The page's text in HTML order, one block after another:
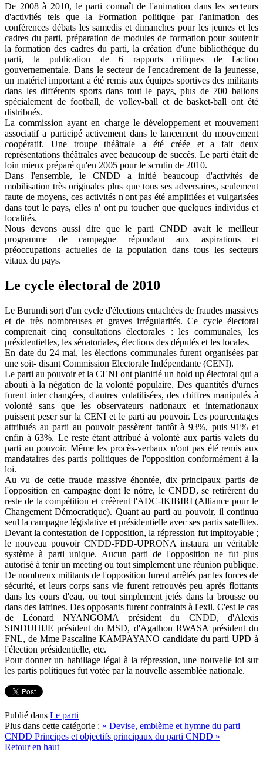
De 2008 à 2010, le parti connaît de l'animation dans les secteurs
d'activités tels que la Formation politique par l'animation des
conférences débats les samedis et dimanches pour les jeunes et les
cadres du parti, préparation de modules de formation pour soutenir
la formation des cadres du parti, la création d'une bibliothèque du
parti, la publication de 6 rapports critiques de l'action
gouvernementale. Dans le secteur de l'encadrement de la jeunesse,
un matériel important a été remis aux équipes sportives des militants
dans les différents sports dans tout le pays, plus de 700 ballons
spécialement de football, de volley-ball et de basket-ball ont été
distribués.
La commission ayant en charge le développement et mouvement
associatif a participé activement dans le lancement du mouvement
coopératif. Une troupe théâtrale a été créée et a fait deux
représentations théâtrales avec beaucoup de succès. Le parti était de
loin mieux préparé qu'en 2005 pour le scrutin de 2010.
Dans l'ensemble, le CNDD a initié beaucoup d'activités de
mobilisation très originales plus que tous ses adversaires, seulement
faute de moyens, ces activités n'ont pas été amplifiées et vulgarisées
dans tout le pays, elles n' ont pu toucher que quelques individus et
localités.
Nous devons aussi dire que le parti CNDD avait le meilleur
programme de campagne répondant aux aspirations et
préoccupations actuelles de la population dans tous les secteurs
vitaux du pays.
Le cycle électoral de 2010
Le Burundi sort d'un cycle d'élections entachées de fraudes massives
et de très nombreuses et graves irrégularités. Ce cycle électoral
comprenait cinq consultations électorales : les communales, les
présidentielles, les sénatoriales, élections des députés et les locales.
En date du 24 mai, les élections communales furent organisées par
une soit- disant Commission Electorale Indépendante (CENI).
Le parti au pouvoir et la CENI ont planifié un hold up électoral qui a
abouti à la négation de la volonté populaire. Des quantités d'urnes
furent inter changées, d'autres volatilisées, des chiffres manipulés à
volonté sans que les observateurs nationaux et internationaux
puissent peser sur la CENI et le parti au pouvoir. Les pourcentages
attribués au parti au pouvoir passèrent tantôt à 93%, puis 91% et
enfin à 63%. Le reste étant attribué à volonté aux partis valets du
parti au pouvoir. Même les procès-verbaux n'ont pas été remis aux
mandataires des partis politiques de l'opposition conformément à la
loi.
Au vu de cette fraude massive éhontée, dix principaux partis de
l'opposition en campagne dont le nôtre, le CNDD, se retirèrent du
reste de la compétition et créèrent l'ADC-IKIBIRI (Alliance pour le
Changement Démocratique). Quant au parti au pouvoir, il continua
seul la campagne législative et présidentielle avec ses partis satellites.
Devant la contestation de l'opposition, la répression fut impitoyable ;
le nouveau pouvoir CNDD-FDD-UPRONA instaura un véritable
système à parti unique. Aucun parti de l'opposition ne fut plus
autorisé à tenir un meeting ou tout simplement une réunion publique.
De nombreux militants de l'opposition furent arrêtés par les forces de
sécurité, et leurs corps sans vie furent retrouvés peu après flottants
dans les cours d'eau, ou tout simplement jetés dans la brousse ou
dans des latrines. Des opposants furent contraints à l'exil. C'est le cas
de Léonard NYANGOMA président du CNDD, d'Alexis
SINDUHIJE président du MSD, d'Agathon RWASA président du
FNL, de Mme Pascaline KAMPAYANO candidate du parti UPD à
l'élection présidentielle, etc.
Pour donner un habillage légal à la répression, une nouvelle loi sur
les partis politiques fut votée par la nouvelle assemblée nationale.
Publié dans Le parti
Plus dans cette catégorie : « Devise, emblème et hymne du parti
CNDD Principes et objectifs principaux du parti CNDD »
Retour en haut